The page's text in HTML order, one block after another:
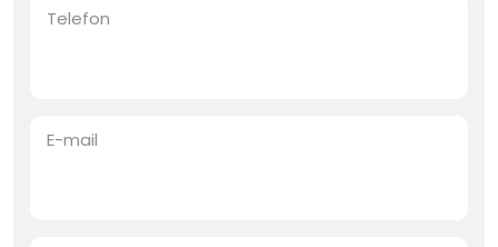
Telefon
E-mail